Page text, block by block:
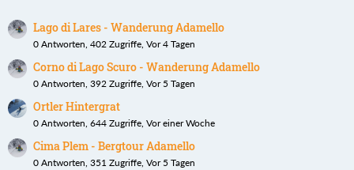
Lago di Lares - Wanderung Adamello
0 Antworten, 402 Zugriffe, Vor 4 Tagen
Corno di Lago Scuro - Wanderung Adamello
0 Antworten, 392 Zugriffe, Vor 5 Tagen
Ortler Hintergrat
0 Antworten, 644 Zugriffe, Vor einer Woche
Cima Plem - Bergtour Adamello
0 Antworten, 351 Zugriffe, Vor 5 Tagen